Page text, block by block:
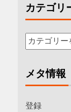
カテゴリ
メタ情報
登録